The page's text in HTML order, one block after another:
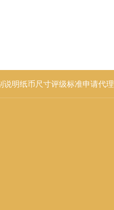
说明纸币尺寸评级标准申请代理